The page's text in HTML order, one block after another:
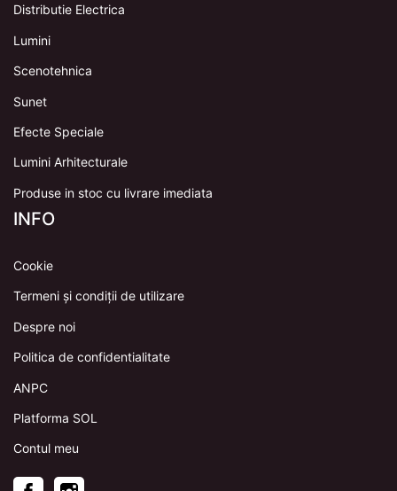
Distributie Electrica
Lumini
Scenotehnica
Sunet
Efecte Speciale
Lumini Arhitecturale
Produse in stoc cu livrare imediata
INFO
Cookie
Termeni și condiții de utilizare
Despre noi
Politica de confidentialitate
ANPC
Platforma SOL
Contul meu
Facebook